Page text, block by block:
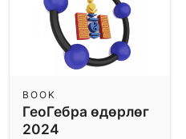
ГеоГебра өдөрлөг
2024
BOOK